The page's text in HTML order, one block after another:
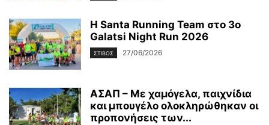
Η Santa Running Team στο 3ο
Galatsi Night Run 2026
ΣΤΙΒΟΣ 27/06/2026
ΑΣΑΠ – Με χαμόγελα, παιχνίδια
και μπουγέλο ολοκληρώθηκαν οι
προπονήσεις των...